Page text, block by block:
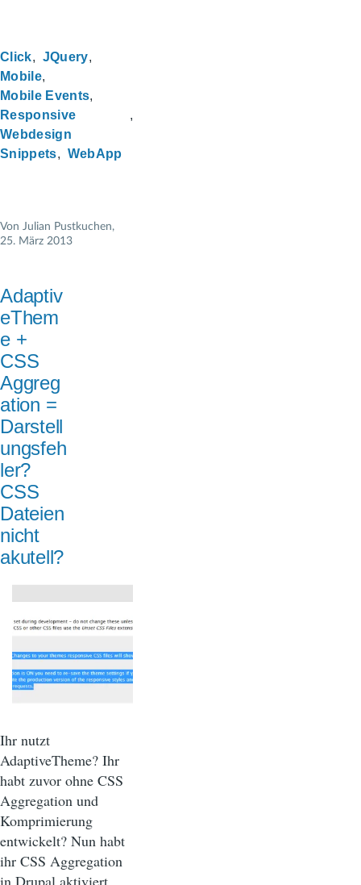
Click
JQuery
Mobile
Mobile Events
Responsive
Webdesign
Snippets
WebApp
Von Julian Pustkuchen,
25. März 2013
Adaptiv
eThem
e +
CSS
Aggreg
ation =
Darstell
ungsfeh
ler?
CSS
Dateien
nicht
akutell?
Ihr nutzt
AdaptiveTheme? Ihr
habt zuvor ohne CSS
Aggregation und
Komprimierung
entwickelt? Nun habt
ihr CSS Aggregation
in Drupal aktiviert